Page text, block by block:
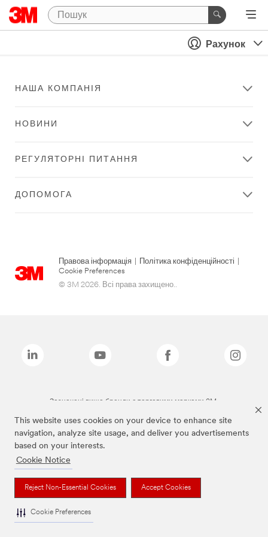
This website uses cookies on your device to enhance site
navigation, analyze site usage, and deliver you advertisements
based on your interests.
Cookie Notice
Reject Non-Essential Cookies Accept Cookies
Cookie Preferences
Рахунок
НАША КОМПАНІЯ
НОВИНИ
РЕГУЛЯТОРНІ ПИТАННЯ
ДОПОМОГА
Правова інформація Політика конфіденційності
Cookie Preferences
© 3M 2026. Всі права захищено..
Зазначені вище бренди є торговими марками 3M.